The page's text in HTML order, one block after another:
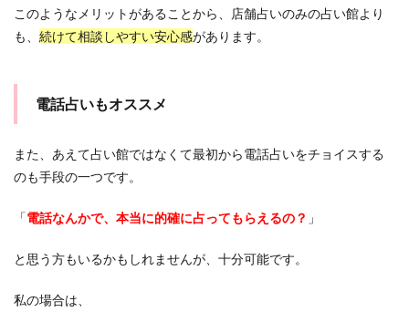
このようなメリットがあることから、店舗占いのみの占い館より
も、 続けて相談しやすい安心感があります。
電話占いもオススメ
また、あえて占い館ではなくて最初から電話占いをチョイスする
のも手段の一つです。
「電話なんかで、本当に的確に占ってもらえるの？ 」
と思う方もいるかもしれませんが、十分可能です。
私の場合は、